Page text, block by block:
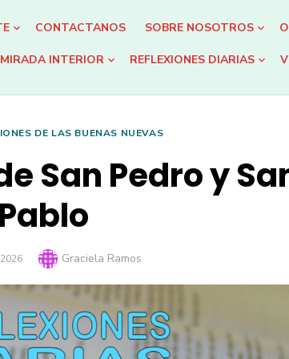
CONTACTANOS SOBRE NOSOTROS
MIRADA INTERIOR REFLEXIONES DIARIAS
DE LAS BUENAS NUEVAS
San Pedro y
Pablo
Author
Graciela Ramos